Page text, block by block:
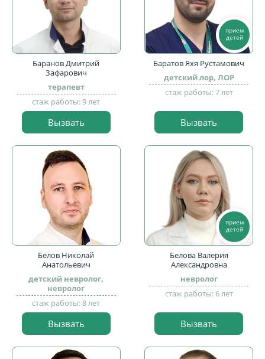
Баранов Дмитрий
Зафарович
терапевт
стаж работы: 9 лет
Вызвать
прием
детей
Баратов Яхя Рустамович
детский лор, ЛОР
стаж работы: 7 лет
Вызвать
Белов Николай
Анатольевич
детский невролог,
невролог
стаж работы: 8 лет
Вызвать
прием
детей
Белова Валерия
Александровна
невролог
стаж работы: 6 лет
Вызвать